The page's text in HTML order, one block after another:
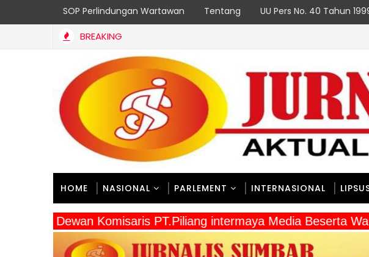
SOP Perlindungan Wartawan Tentang UU Pers No. 40 Tahun
BREAKING
Alam, Mempererat Persaudaraan, Satgas Yonif 2 Marinir dan Warga Enarotali
HOME NASIONAL PARLEMENT INTERNASIONAL
" Dewan Komisaris PT.Piliang intermaya Media Beserta